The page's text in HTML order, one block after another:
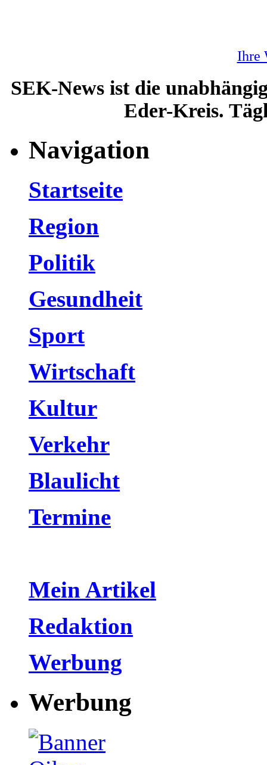
Ihre
SEK-News ist die
Eder-Kreis.
Navigation
Startseite
Region
Politik
Gesundheit
Sport
Wirtschaft
Kultur
Verkehr
Blaulicht
Termine
Mein Artikel
Redaktion
Werbung
Werbung